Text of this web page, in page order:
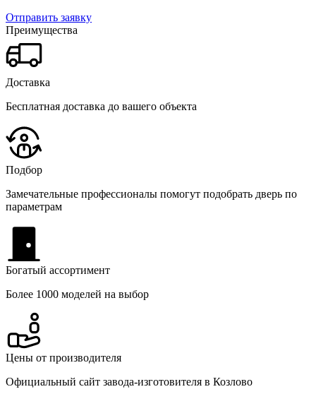
Отправить заявку
Преимущества
Доставка
Бесплатная доставка до вашего объекта
Подбор
Замечательные профессионалы помогут подобрать дверь по
параметрам
Богатый ассортимент
Более 1000 моделей на выбор
Цены от производителя
Официальный сайт завода-изготовителя в Козлово